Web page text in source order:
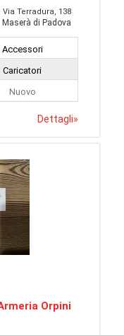
Via Terradura, 138
Maserà di Padova
Accessori
Caricatori
Nuovo
Dettagli»
Orpini